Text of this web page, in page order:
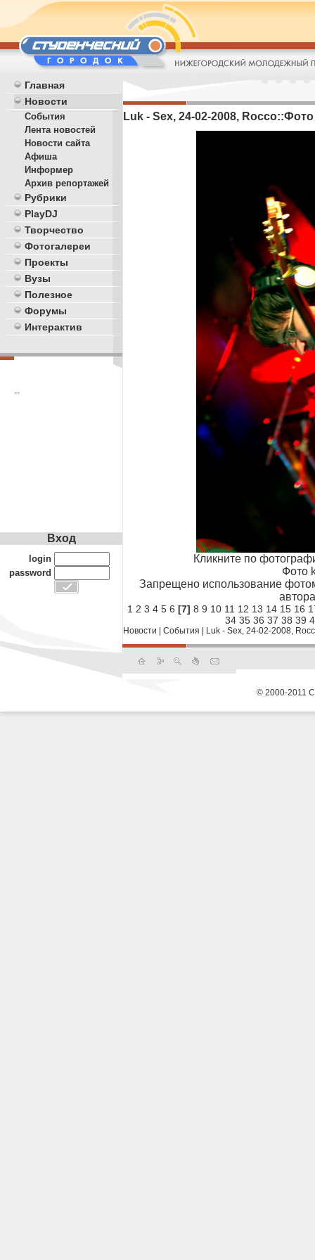
Главная
Новости
События
Лента новостей
Новости сайта
Афиша
Информер
Архив репортажей
Рубрики
PlayDJ
Творчество
Фотогалереи
Проекты
Вузы
Полезное
Форумы
Интерактив
**
Luk - Sex, 24-02-2008,
Кликните по
Фото
Запрещено использование
1 2 3 4 5 6 [7] 8 9 10 11 12 13 14 15 16
34 35 36 37 38 39
Новости События Luk - Sex, 24-02-2008,
Вход
login
password
© 2000-2011